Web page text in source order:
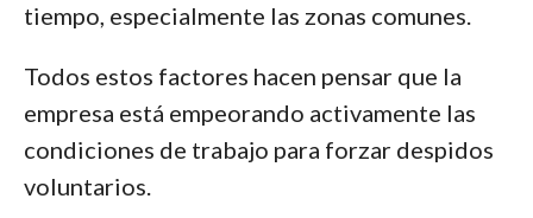
tiempo, especialmente las zonas comunes.
Todos estos factores hacen pensar que la
empresa está empeorando activamente las
condiciones de trabajo para forzar despidos
voluntarios.